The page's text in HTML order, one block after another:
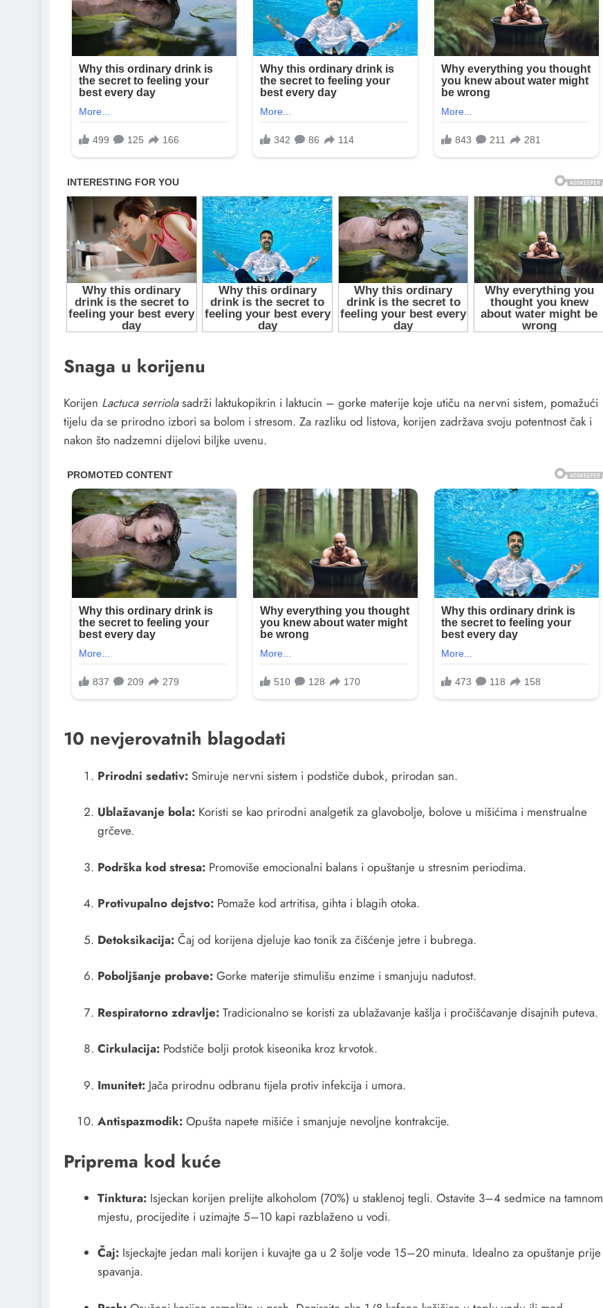
Snaga u korijenu
Korijen Lactuca serriolasadrži laktukopikrin i laktucin – gorke materije koje utiču na nervni sistem, pomažući
tijelu da se prirodno izbori sa bolom i stresom. Za razliku od listova, korijen zadržava svoju potentnost čak i
nakon što nadzemni dijelovi biljke uvenu.
10 nevjerovatnih blagodati
Prirodni sedativ:Smiruje nervni sistem i podstiče dubok, prirodan san.
Ublažavanje bola:Koristi se kao prirodni analgetik za glavobolje, bolove u mišićima i menstrualne
grčeve.
Podrška kod stresa:Promoviše emocionalni balans i opuštanje u stresnim periodima.
Protivupalno dejstvo:Pomaže kod artritisa, gihta i blagih otoka.
Detoksikacija:Čaj od korijena djeluje kao tonik za čišćenje jetre i bubrega.
Poboljšanje probave:Gorke materije stimulišu enzime i smanjuju nadutost.
Respiratorno zdravlje:Tradicionalno se koristi za ublažavanje kašlja i pročišćavanje disajnih puteva.
Cirkulacija:Podstiče bolji protok kiseonika kroz krvotok.
Imunitet:Jača prirodnu odbranu tijela protiv infekcija i umora.
Antispazmodik:Opušta napete mišiće i smanjuje nevoljne kontrakcije.
Priprema kod kuće
Tinktura:Isjeckan korijen prelijte alkoholom (70%) u staklenoj tegli. Ostavite 3–4 sedmice na tamnom
mjestu, procijedite i uzimajte 5–10 kapi razblaženo u vodi.
Čaj:Isjeckajte jedan mali korijen i kuvajte ga u 2 šolje vode 15–20 minuta. Idealno za opuštanje prije
spavanja.